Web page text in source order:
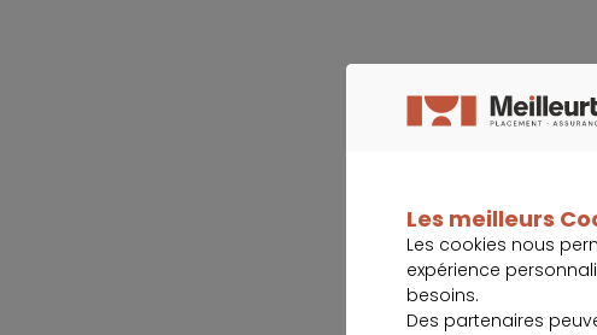
Les meilleurs
Les cookies nous
expérience
besoins.
Des partenaires